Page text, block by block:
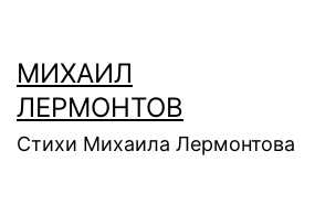
содержимому
МИХАИЛ
ЛЕРМОНТОВ
Стихи Михаила Лермонтова